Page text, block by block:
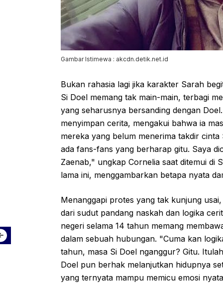
Gambar Istimewa : akcdn.detik.net.id
Bukan rahasia lagi jika karakter Sarah
Si Doel memang tak main-main, terbagi
yang seharusnya bersanding dengan
menyimpan cerita, mengakui bahwa ia
mereka yang belum menerima takdir
ada fans-fans yang berharap gitu. Saya
Zaenab," ungkap Cornelia saat ditemui di
lama ini, menggambarkan betapa nyata
Menanggapi protes yang tak kunjung
dari sudut pandang naskah dan logika
negeri selama 14 tahun memang
dalam sebuah hubungan. "Cuma kan
tahun, masa Si Doel nganggur? Gitu.
Doel pun berhak melanjutkan hidupnya
yang ternyata mampu memicu emosi